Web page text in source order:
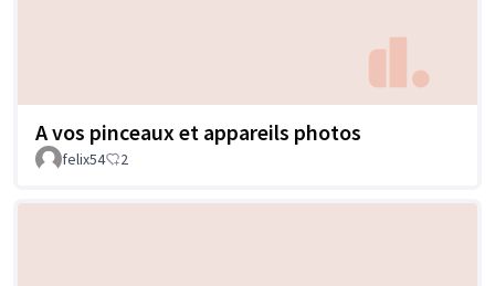
A vos pinceaux et appareils photos
felix54 2